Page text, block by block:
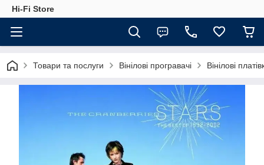
Hi-Fi Store
Товари та послуги Вінілові програвачі Вінілові